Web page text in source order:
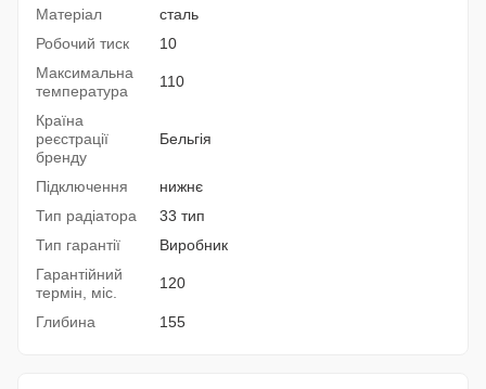
Матеріал
сталь
Робочий тиск
10
Максимальна
температура
110
Країна
реєстрації
бренду
Бельгія
Підключення
нижнє
Тип радіатора
33 тип
Тип гарантії
Виробник
Гарантійний
термін, міс.
120
Глибина 155